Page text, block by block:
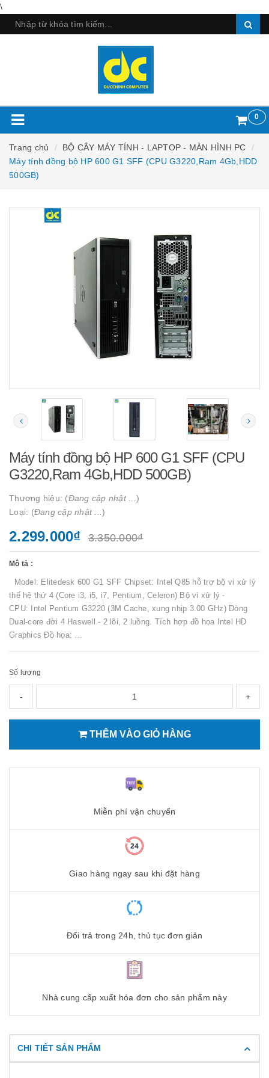
\
0
Trang chủ
BỘ CÂY MÁY TÍNH - LAPTOP - MÀN HÌNH PC
Máy tính đồng bộ HP 600 G1 SFF (CPU G3220,Ram 4Gb,HDD
500GB)
Máy tính đồng bộ HP 600 G1 SFF (CPU
G3220,Ram 4Gb,HDD 500GB)
Thương hiệu: (Đang cập nhật ... )
Loại: (Đang cập nhật ... )
2.299.000₫ 3.350.000₫
Mô tả :
Model: Elitedesk 600 G1 SFF Chipset: Intel Q85 hỗ trợ bộ vi xử lý
thế hệ thứ 4 (Core i3, i5, i7, Pentium, Celeron) Bộ vi xử lý -
CPU: Intel Pentium G3220 (3M Cache, xung nhịp 3.00 GHz) Dòng
Dual-core đời 4 Haswell - 2 lõi, 2 luồng. Tích hợp đồ họa Intel HD
Graphics Đồ họa: ...
Số lượng
- +
THÊM VÀO GIỎ HÀNG
Miễn phí vận chuyển
Giao hàng ngay sau khi đặt hàng
Đổi trả trong 24h, thủ tục đơn giản
Nhà cung cấp xuất hóa đơn cho sản phẩm này
CHI TIẾT SẢN PHẨM